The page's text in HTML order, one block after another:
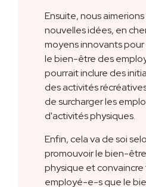
Ensuite, nous
nouvelles idées, en
moyens innovants
le bien-être des
pourrait inclure des
des activités
de surcharger les
d'activités physiques.
Enfin, cela va de soi
promouvoir le bien-
physique et
employé-e-s que le